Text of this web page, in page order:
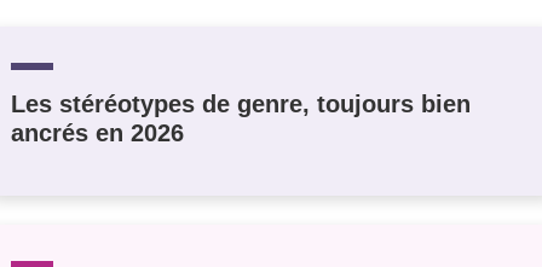
Les stéréotypes de genre, toujours bien
ancrés en 2026